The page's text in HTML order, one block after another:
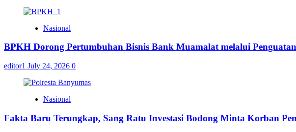
Nasional
BPKH Dorong Pertumbuhan Bisnis Bank Muamalat melalui
editor1 July 24, 2026 0
Nasional
Fakta Baru Terungkap, Sang Ratu Investasi Bodong Minta Korban